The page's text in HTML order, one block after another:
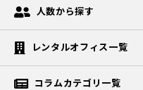
人数から探す
レンタルオフィス一覧
コラムカテゴリ一覧